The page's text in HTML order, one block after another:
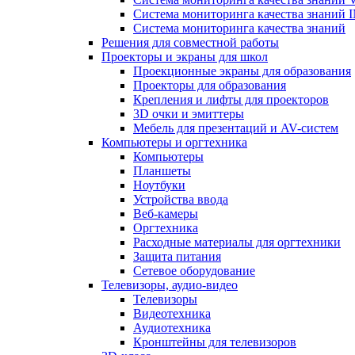
Система мониторинга качества знаний
Система мониторинга качества знаний
Решения для совместной работы
Проекторы и экраны для школ
Проекционные экраны для образования
Проекторы для образования
Крепления и лифты для проекторов
3D очки и эмиттеры
Мебель для презентаций и AV-систем
Компьютеры и оргтехника
Компьютеры
Планшеты
Ноутбуки
Устройства ввода
Веб-камеры
Оргтехника
Расходные материалы для оргтехники
Защита питания
Сетевое оборудование
Телевизоры, аудио-видео
Телевизоры
Видеотехника
Аудиотехника
Кронштейны для телевизоров